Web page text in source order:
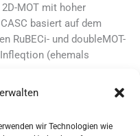
wir Technologien wie
MOT mit hoher
basiert auf dem
RuBECi- und doubleMOT-
(ehemals
Flüsse von mehreren